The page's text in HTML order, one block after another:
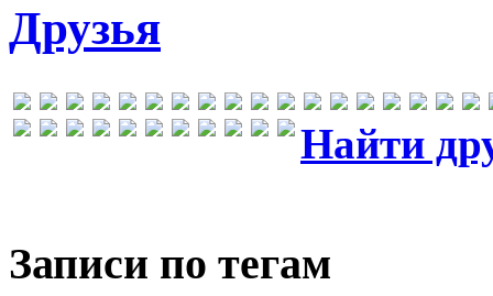
Друзья
Найти
Записи по тегам